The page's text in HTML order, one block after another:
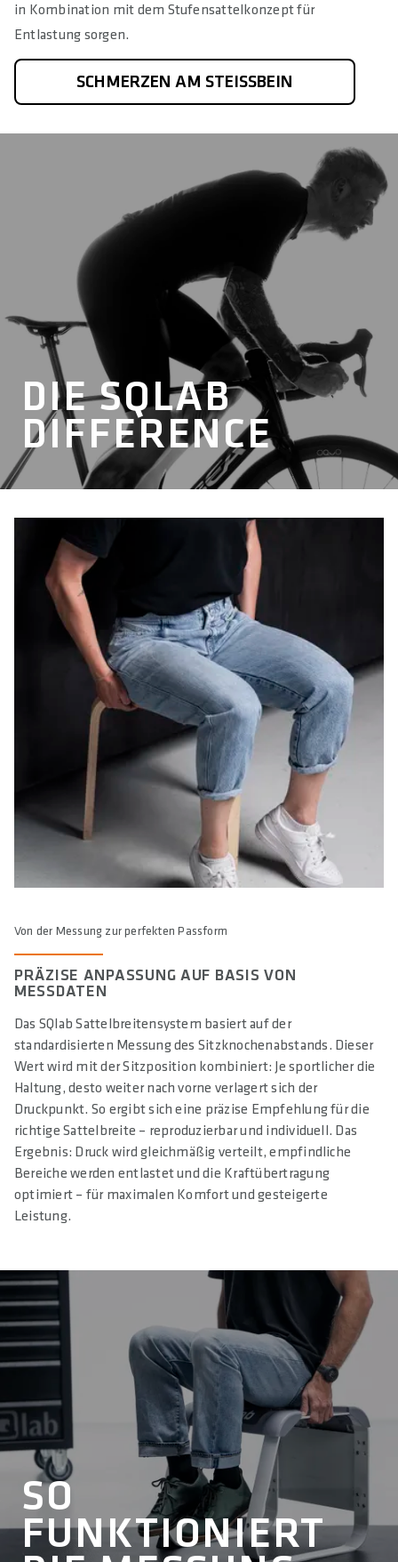
in Kombination mit dem Stufensattelkonzept für
Entlastung sorgen.
SCHMERZEN AM STEISSBEIN
DIE SQLAB
DIFFERENCE
Von der Messung zur perfekten Passform
PRÄZISE ANPASSUNG AUF BASIS VON
MESSDATEN
Das SQlab Sattelbreitensystem basiert auf der
standardisierten Messung des Sitzknochenabstands. Dieser
Wert wird mit der Sitzposition kombiniert: Je sportlicher die
Haltung, desto weiter nach vorne verlagert sich der
Druckpunkt. So ergibt sich eine präzise Empfehlung für die
richtige Sattelbreite – reproduzierbar und individuell. Das
Ergebnis: Druck wird gleichmäßig verteilt, empfindliche
Bereiche werden entlastet und die Kraftübertragung
optimiert – für maximalen Komfort und gesteigerte
Leistung.
SO
FUNKTIONIERT